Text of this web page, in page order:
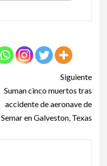
Siguiente
Suman cinco muertos tras
accidente de aeronave de
Semar en Galveston, Texas